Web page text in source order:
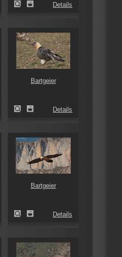
Details
Bartgeier
Details
Bartgeier
Details